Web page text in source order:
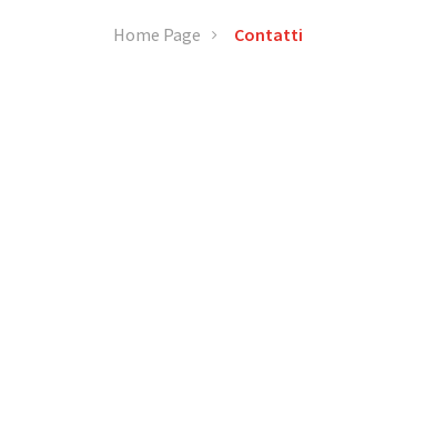
Home Page Contatti